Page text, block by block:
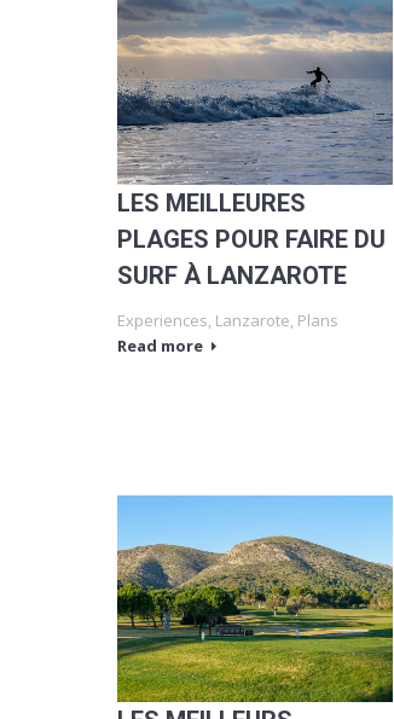
LES MEILLEURES
PLAGES POUR FAIRE DU
SURF À LANZAROTE
Experiences, Lanzarote, Plans
Read more